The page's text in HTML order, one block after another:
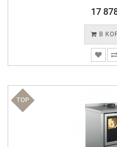
17
В
TOP